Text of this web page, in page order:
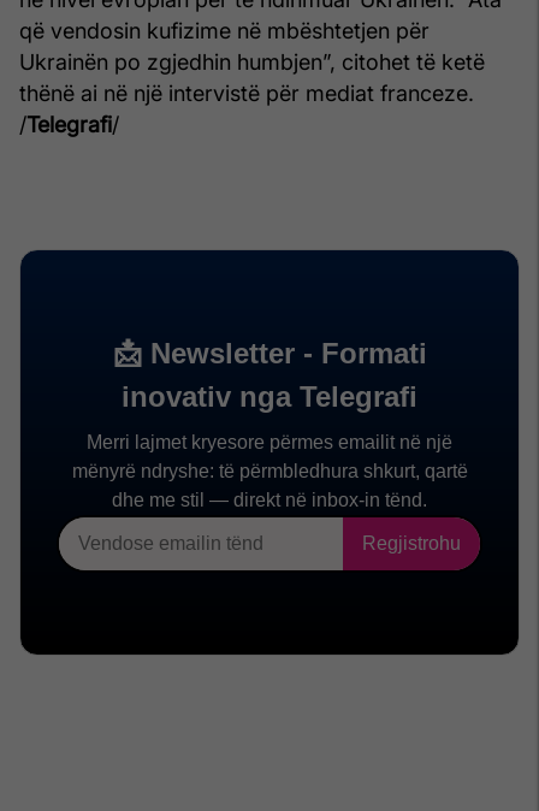
që vendosin kufizime në mbështetjen për
Ukrainën po zgjedhin humbjen”, citohet të ketë
thënë ai në një intervistë për mediat franceze.
/Telegrafi/